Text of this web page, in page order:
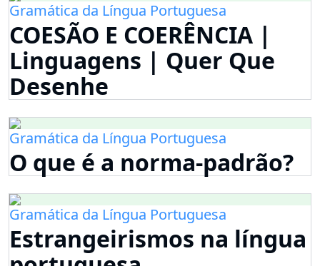
Gramática da Língua Portuguesa
COESÃO E COERÊNCIA |
Linguagens | Quer Que
Desenhe
Gramática da Língua Portuguesa
O que é a norma-padrão?
Gramática da Língua Portuguesa
Estrangeirismos na língua